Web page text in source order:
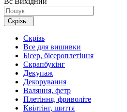
Скрізь
Скрізь
Все для вишивки
Бісер, бісероплетіння
Скрапбукінг
Декупаж
Декорування
Валяння, фетр
Плетіння, фриволіте
Квілтінг, шиття